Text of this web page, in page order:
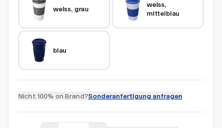
weiss, grau
weiss,
mittelblau
blau
Nicht 100% on Brand?Sonderanfertigung anfragen